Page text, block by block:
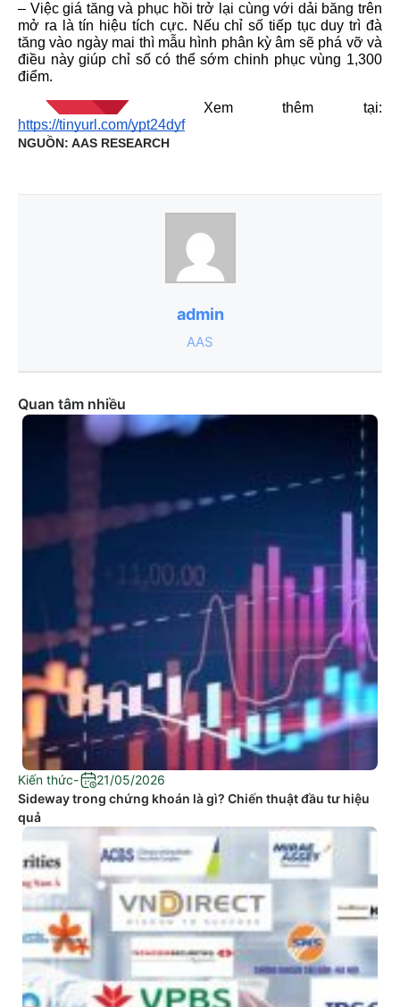
– Việc giá tăng và phục hồi trở lại cùng với dải băng trên
mở ra là tín hiệu tích cực. Nếu chỉ số tiếp tục duy trì đà
tăng vào ngày mai thì mẫu hình phân kỳ âm sẽ phá vỡ và
điều này giúp chỉ số có thể sớm chinh phục vùng 1,300
điểm.
Xem thêm tại:
https://tinyurl.com/ypt24dyf
NGUỒN: AAS RESEARCH
admin
AAS
Quan tâm nhiều
Kiến thức-
21/05/2026
Sideway trong chứng khoán là gì? Chiến thuật đầu tư hiệu
quả